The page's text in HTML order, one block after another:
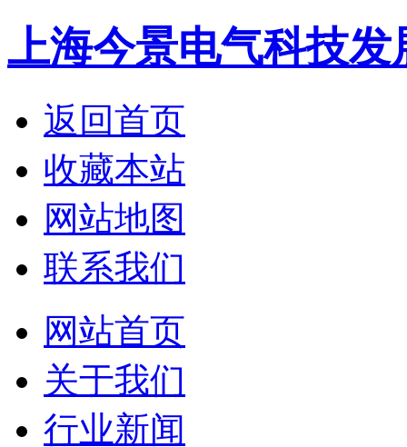
上海今景电气科技发
返回首页
收藏本站
网站地图
联系我们
网站首页
关于我们
行业新闻